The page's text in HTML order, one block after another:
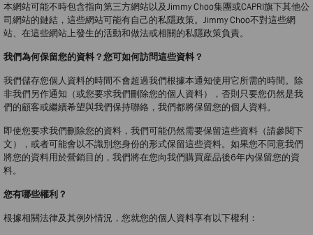
本網站可能不時包含指向第三方網站以及Jimmy Choo集團或CAPRI旗下其他公
司網站的鏈結，這些網站可能有自己的私隱政策。Jimmy Choo不對這些網
站、在這些網站上發生的活動和做法或相關的私隱政策負責。
我們為何保留您的資料？您可如何訪問這些資料？
我們儲存您個人資料的時間不會超過我們根據本通知使用它所需的時間。除
非我們另作通知（或您要求我們刪除您的個人資料），否則只要您仍然是我
們的顧客或繼續希望與我們保持聯絡，我們都將保留您的個人資料。
即使您要求我們刪除您的資料，我們可能仍然需要保留這些資料（請參閱下
文），或者可能會以不識別您身份的形式保留這些資料。如果您不同意我們
將您的資料用於營銷目的，我們將在您向我們購買産品後6年內保留您的資
料。
您有哪些權利？
根據相關法律及其例外情況，您就您的個人資料享有以下權利：